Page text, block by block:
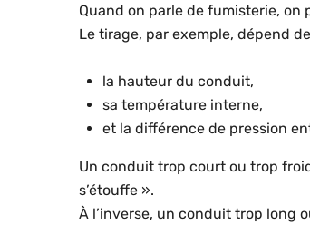
Quand on parle de fumisterie, on
Le tirage, par exemple, dépend
la hauteur du conduit,
sa température interne,
et la différence de pression
Un conduit trop court ou trop
s’étouffe ».
À l’inverse, un conduit trop long